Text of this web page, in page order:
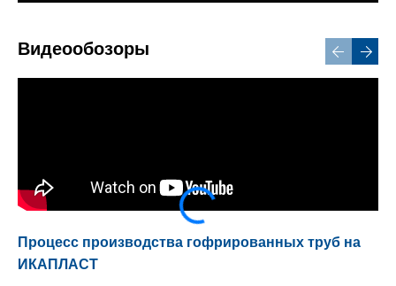
Видеообозоры
Процесс производства гофрированных труб на
ИКАПЛАСТ